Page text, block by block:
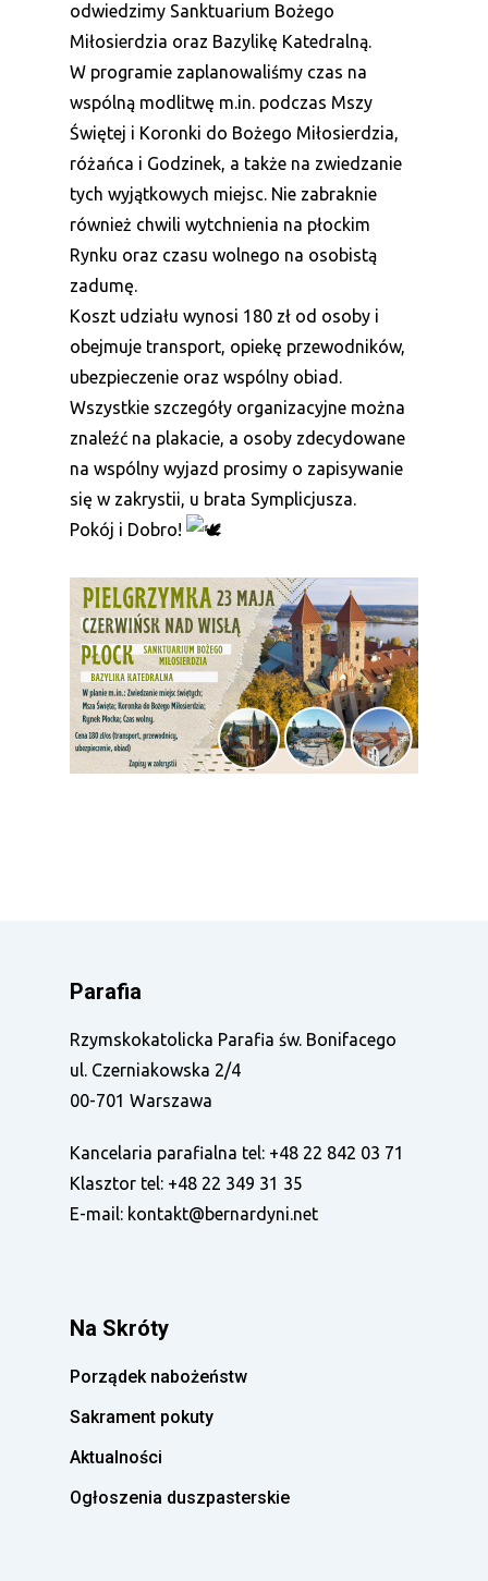
odwiedzimy Sanktuarium Bożego
Miłosierdzia oraz Bazylikę Katedralną.
W programie zaplanowaliśmy czas na
wspólną modlitwę m.in. podczas Mszy
Świętej i Koronki do Bożego Miłosierdzia,
różańca i Godzinek, a także na zwiedzanie
tych wyjątkowych miejsc. Nie zabraknie
również chwili wytchnienia na płockim
Rynku oraz czasu wolnego na osobistą
zadumę.
Koszt udziału wynosi 180 zł od osoby i
obejmuje transport, opiekę przewodników,
ubezpieczenie oraz wspólny obiad.
Wszystkie szczegóły organizacyjne można
znaleźć na plakacie, a osoby zdecydowane
na wspólny wyjazd prosimy o zapisywanie
się w zakrystii, u brata Symplicjusza.
Pokój i Dobro!
Parafia
Rzymskokatolicka Parafia św. Bonifacego
ul. Czerniakowska 2/4
00-701 Warszawa
Kancelaria parafialna tel: +48 22 842 03 71
Klasztor tel: +48 22 349 31 35
E-mail: kontakt@bernardyni.net
Na Skróty
Porządek nabożeństw
Sakrament pokuty
Aktualności
Ogłoszenia duszpasterskie